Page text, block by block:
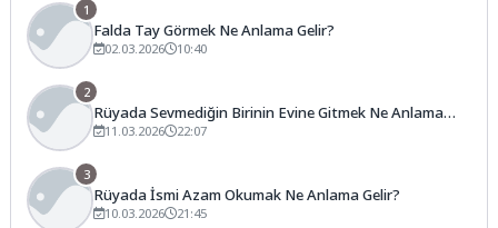
1
Falda Tay Görmek Ne Anlama Gelir?
02.03.2026 10:40
2
Rüyada Sevmediğin Birinin Evine Gitmek Ne Anlama
Gelir?
11.03.2026 22:07
3
Rüyada İsmi Azam Okumak Ne Anlama Gelir?
10.03.2026 21:45